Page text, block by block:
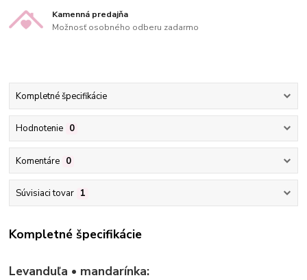
Kamenná predajňa
Možnosť osobného odberu zadarmo
Kompletné špecifikácie
Hodnotenie 0
Komentáre 0
Súvisiaci tovar 1
Kompletné špecifikácie
Levanduľa • mandarínka: